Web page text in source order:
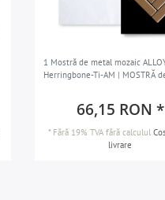
1 Mostră de metal mozaic
Herringbone-Ti-AM | MOSTRĂ
66,15 RON *
* Fără 19% TVA fără calculul
livrare